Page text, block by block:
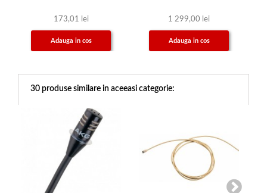
173,01 lei
Adauga in cos
1 299,00 lei
Adauga in cos
30 produse similare in aceeasi categorie: